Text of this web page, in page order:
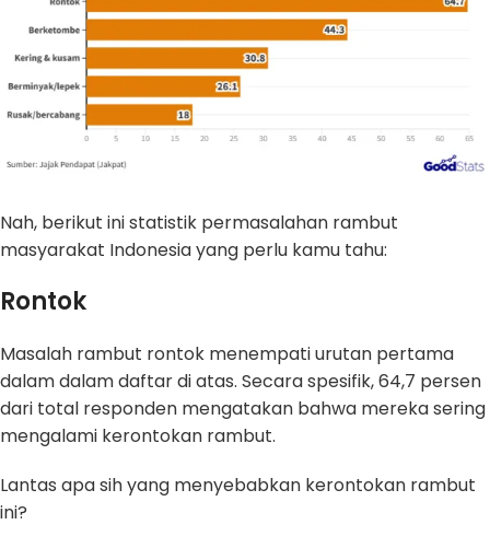
Nah, berikut ini statistik permasalahan rambut
masyarakat Indonesia yang perlu kamu tahu:
Rontok
Masalah rambut rontok menempati urutan pertama
dalam dalam daftar di atas. Secara spesifik, 64,7 persen
dari total responden mengatakan bahwa mereka sering
mengalami kerontokan rambut.
Lantas apa sih yang menyebabkan kerontokan rambut
ini?